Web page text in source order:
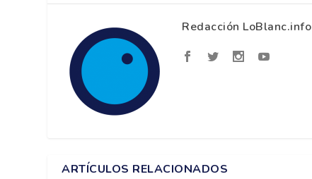
Redacción LoBlanc.info
ARTÍCULOS RELACIONADOS